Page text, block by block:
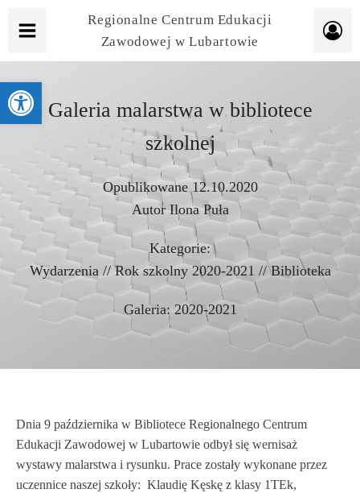
Regionalne Centrum Edukacji
Zawodowej w Lubartowie
Galeria malarstwa w bibliotece
szkolnej
Opublikowane12.10.2020
AutorIlona Puła
Kategorie:
Wydarzenia//Rok szkolny 2020-2021 //Biblioteka
Galeria: 2020-2021
Dnia 9 października w Bibliotece Regionalnego Centrum
Edukacji Zawodowej w Lubartowie odbył się wernisaż
wystawy malarstwa i rysunku. Prace zostały wykonane przez
uczennice naszej szkoły: Klaudię Kęskę z klasy 1TEk,
Otwórz pasek narzędzi